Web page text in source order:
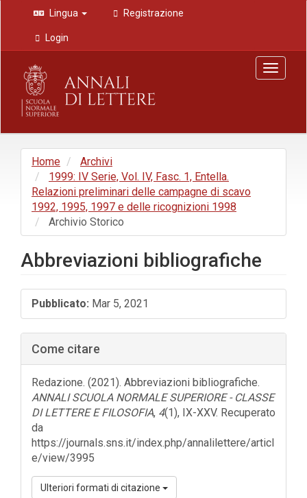
Navigazione
principale
Contenuto
principale
Barra
laterale
Lingua Registrazione
Login
Toggle
Home
Archivi
1999: IV Serie, Vol. IV, Fasc. 1, Entella.
Relazioni preliminari delle campagne di scavo
1992, 1995, 1997 e delle ricognizioni 1998
Archivio Storico
Abbreviazioni bibliografiche
Barra
laterale
dell'articolo
Pubblicato: Mar 5, 2021
Come citare
Redazione. (2021). Abbreviazioni bibliografiche.
ANNALI SCUOLA NORMALE SUPERIORE - CLASSE
DI LETTERE E FILOSOFIA, 4(1), IX-XXV. Recuperato
da
https://journals.sns.it/index.php/annalilettere/articl
e/view/3995
Ulteriori formati di citazione